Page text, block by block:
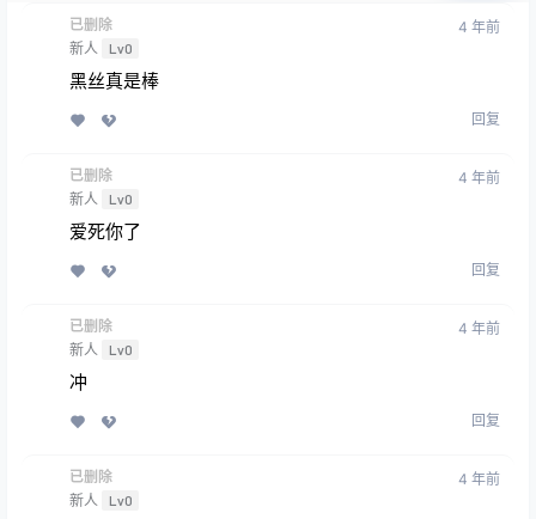
已删除
新人
Lv0
4 年前
黑丝真是棒
回复
已删除
新人
Lv0
4 年前
爱死你了
回复
已删除
新人
Lv0
4 年前
冲
回复
已删除
新人
Lv0
4 年前